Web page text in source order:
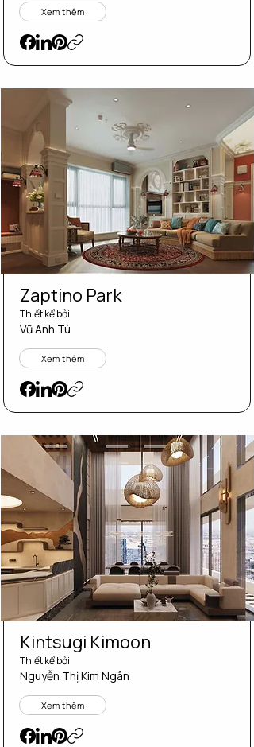
Xem thêm
Zaptino Park
Thiết kể bởi
Vũ Anh Tú
Xem thêm
Kintsugi Kimoon
Thiết kể bởi
Nguyễn Thị Kim Ngân
Xem thêm